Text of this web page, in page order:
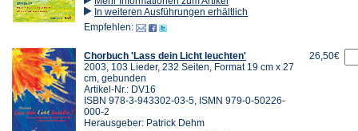
In weiteren Ausführungen erhältlich
Empfehlen:
Chorbuch 'Lass dein Licht leuchten'
2003, 103 Lieder, 232 Seiten, Format 19 cm x 27
cm, gebunden
Artikel-Nr.: DV16
ISBN 978-3-943302-03-5, ISMN 979-0-50226-
000-2
Herausgeber: Patrick Dehm
26,50€